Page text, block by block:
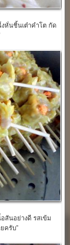
หั่นชิ้นเต๋าคำโต กัด
สันอย่างดี รสเข้ม
ครับ”